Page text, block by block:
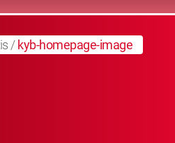
/ kyb-homepage-image